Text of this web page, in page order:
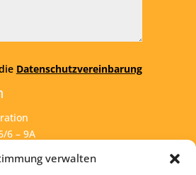
verwalten
Datenschutzvereinbarung
6 – 9A